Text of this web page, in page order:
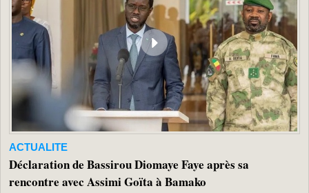
ACTUALITE
Déclaration de Bassirou Diomaye Faye après sa
rencontre avec Assimi Goïta à Bamako